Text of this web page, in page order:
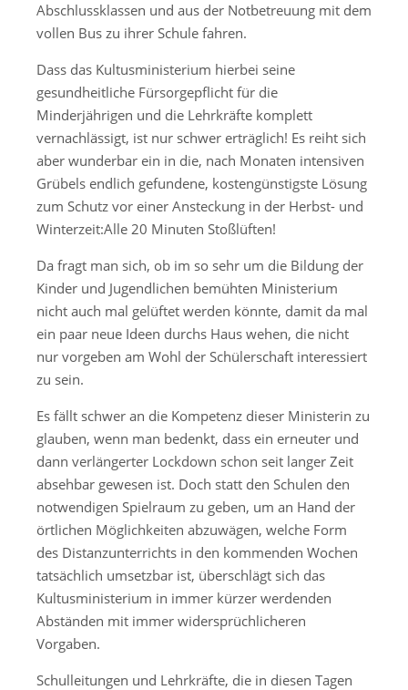
Abschlussklassen und aus der Notbetreuung mit dem
vollen Bus zu ihrer Schule fahren.
Dass das Kultusministerium hierbei seine
gesundheitliche Fürsorgepflicht für die
Minderjährigen und die Lehrkräfte komplett
vernachlässigt, ist nur schwer erträglich! Es reiht sich
aber wunderbar ein in die, nach Monaten intensiven
Grübels endlich gefundene, kostengünstigste Lösung
zum Schutz vor einer Ansteckung in der Herbst- und
Winterzeit:Alle 20 Minuten Stoßlüften!
Da fragt man sich, ob im so sehr um die Bildung der
Kinder und Jugendlichen bemühten Ministerium
nicht auch mal gelüftet werden könnte, damit da mal
ein paar neue Ideen durchs Haus wehen, die nicht
nur vorgeben am Wohl der Schülerschaft interessiert
zu sein.
Es fällt schwer an die Kompetenz dieser Ministerin zu
glauben, wenn man bedenkt, dass ein erneuter und
dann verlängerter Lockdown schon seit langer Zeit
absehbar gewesen ist. Doch statt den Schulen den
notwendigen Spielraum zu geben, um an Hand der
örtlichen Möglichkeiten abzuwägen, welche Form
des Distanzunterrichts in den kommenden Wochen
tatsächlich umsetzbar ist, überschlägt sich das
Kultusministerium in immer kürzer werdenden
Abständen mit immer widersprüchlicheren
Vorgaben.
Schulleitungen und Lehrkräfte, die in diesen Tagen